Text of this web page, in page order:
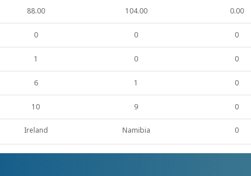
88.00 104.00 0.00
0 0 0
1 0 0
6 1 0
10 9 0
Ireland Namibia 0